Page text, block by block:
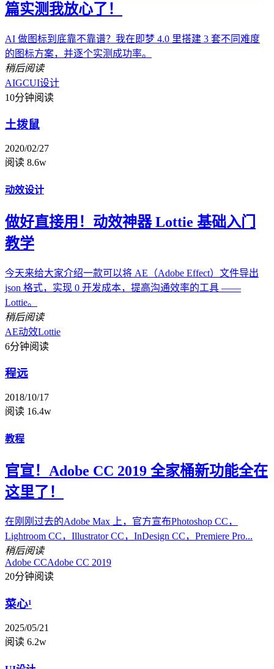
篇实测我放心了！
AI 做图标到底靠不靠谱？我在即梦 4.0 里搭建 3 套不同难度
的图标方案，并逐个实测成功率。
稍后阅读
AIGCUI设计
10分钟阅读
土拨鼠
2020/02/27
阅读 8.6w
动效设计
做好直接用！动效神器 Lottie 基础入门
教学
今天来给大家介绍一款可以将 AE（Adobe Effect）文件导出
json 格式，实现 0 开发成本，提高沟通效率的工具 ——
Lottie。
稍后阅读
AE动效Lottie
6分钟阅读
程远
2018/10/17
阅读 16.4w
教程
官宣！Adobe CC 2019 全家桶新功能全在
这里了！
在刚刚过去的Adobe Max 上，官方宣布Photoshop CC，
Lightroom CC，Illustrator CC，InDesign CC，Premiere Pro...
稍后阅读
Adobe CCAdobe CC 2019
20分钟阅读
菜心¹
2025/05/21
阅读 6.2w